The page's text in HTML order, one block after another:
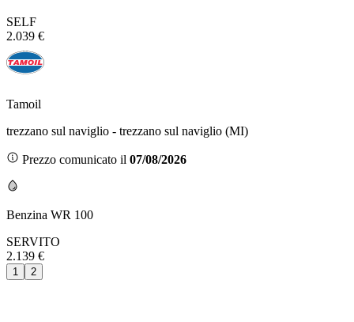
SELF
2.039 €
Tamoil
trezzano sul naviglio - trezzano sul naviglio (MI)
Prezzo comunicato il 07/08/2026
Benzina WR 100
SERVITO
2.139 €
1 2